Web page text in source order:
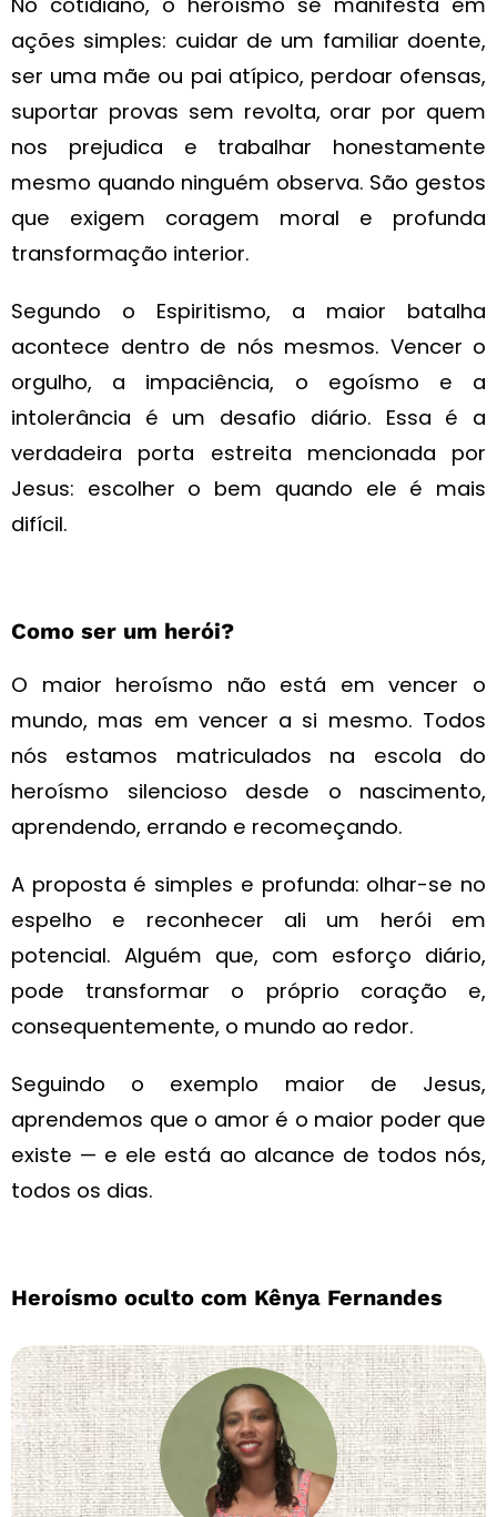
ações simples: cuidar de um familiar doente,
ser uma mãe ou pai atípico, perdoar ofensas,
suportar provas sem revolta, orar por quem
nos prejudica e trabalhar honestamente
mesmo quando ninguém observa. São gestos
que exigem coragem moral e profunda
transformação interior.
Segundo o Espiritismo, a maior batalha
acontece dentro de nós mesmos. Vencer o
orgulho, a impaciência, o egoísmo e a
intolerância é um desafio diário. Essa é a
verdadeira porta estreita mencionada por
Jesus: escolher o bem quando ele é mais
difícil.
Como ser um herói?
O maior heroísmo não está em vencer o
mundo, mas em vencer a si mesmo. Todos
nós estamos matriculados na escola do
heroísmo silencioso desde o nascimento,
aprendendo, errando e recomeçando.
A proposta é simples e profunda: olhar-se no
espelho e reconhecer ali um herói em
potencial. Alguém que, com esforço diário,
pode transformar o próprio coração e,
consequentemente, o mundo ao redor.
Seguindo o exemplo maior de Jesus,
aprendemos que o amor é o maior poder que
existe — e ele está ao alcance de todos nós,
todos os dias.
Heroísmo oculto com Kênya Fernandes